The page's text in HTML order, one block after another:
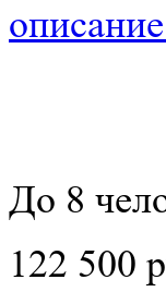
До 8
122 500